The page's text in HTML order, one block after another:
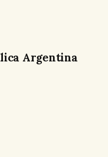
Argentina